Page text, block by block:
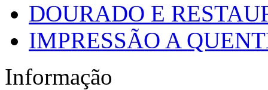
DOURADO E
IMPRESSÃO A
Informação